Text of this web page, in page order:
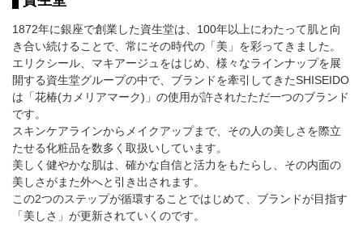
1872年に銀座で創業した資生堂は、100年以上にわたって肌と向
き合い続けることで、常にその時代の「美」を彩ってきました。
エリクシール、マキアージュをはじめ、様々なラインナップを展
開する資生堂グループの中で、ブランドを牽引してきたSHISEIDO
は「花椿(カメリアマーク)」の使用が許されたただ一つのブランド
です。
スキンケアラインからメイクアップまで、その人の美しさを際立
たせる化粧品を数多く取扱いしています。
美しく健やかな肌は、確かな自信と活力をもたらし、その内面の
美しさがまた外へと引き出されます。
この2つのステップが循環することではじめて、ブランドが目指す
「美しさ」が更新されていくのです。